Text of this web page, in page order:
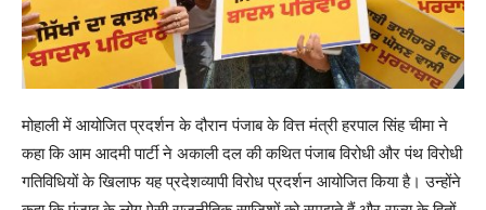
मोहाली में आयोजित प्रदर्शन के दौरान पंजाब के वित्त मंत्री हरपाल सिंह चीमा ने
कहा कि आम आदमी पार्टी ने अकाली दल की कथित पंजाब विरोधी और पंथ विरोधी
गतिविधियों के खिलाफ यह प्रदेशव्यापी विरोध प्रदर्शन आयोजित किया है। उन्होंने